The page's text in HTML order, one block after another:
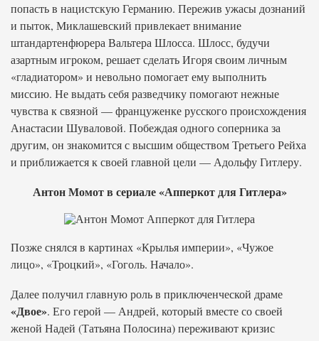
попасть в нацистскую Германию. Пережив ужасы дознаний
и пыток, Миклашевский привлекает внимание
штандартенфюрера Вальтера Шлосса. Шлосс, будучи
азартным игроком, решает сделать Игоря своим личным
«гладиатором» и невольно помогает ему выполнить
миссию. Не выдать себя разведчику помогают нежные
чувства к связной — француженке русского происхождения
Анастасии Шуваловой. Побеждая одного соперника за
другим, он знакомится с высшим обществом Третьего Рейха
и приближается к своей главной цели — Адольфу Гитлеру.
Антон Момот в сериале «Апперкот для Гитлера»
Позже снялся в картинах «Крылья империи», «Чужое
лицо», «Троцкий», «Гоголь. Начало».
Далее получил главную роль в приключенческой драме
«Двое». Его герой — Андрей, который вместе со своей
женой Надей (Татьяна Полосина) переживают кризис